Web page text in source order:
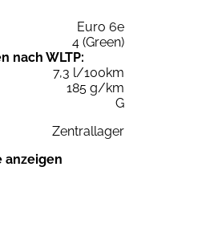
Euro 6e
4 (Green)
nach WLTP:
7,3 l/100km
185 g/km
G
Zentrallager
anzeigen